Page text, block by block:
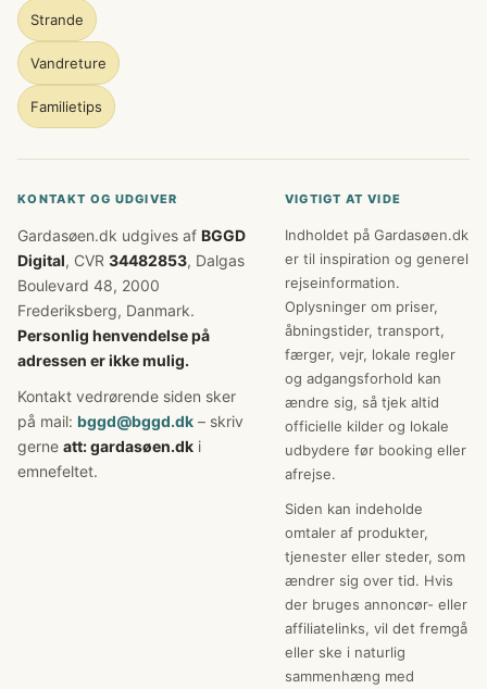
Strande
Vandreture
Familietips
KONTAKT OG UDGIVER
Gardasøen.dk udgives af BGGD
Digital, CVR 34482853, Dalgas
Boulevard 48, 2000
Frederiksberg, Danmark.
Personlig henvendelse på
adressen er ikke mulig.
Kontakt vedrørende siden sker
på mail: bggd@bggd.dk – skriv
gerne att: gardasøen.dk i
emnefeltet.
VIGTIGT AT VIDE
Indholdet på Gardasøen.dk
er til inspiration og generel
rejseinformation.
Oplysninger om priser,
åbningstider, transport,
færger, vejr, lokale regler
og adgangsforhold kan
ændre sig, så tjek altid
officielle kilder og lokale
udbydere før booking eller
afrejse.
Siden kan indeholde
omtaler af produkter,
tjenester eller steder, som
ændrer sig over tid. Hvis
der bruges annoncør- eller
affiliatelinks, vil det fremgå
eller ske i naturlig
sammenhæng med